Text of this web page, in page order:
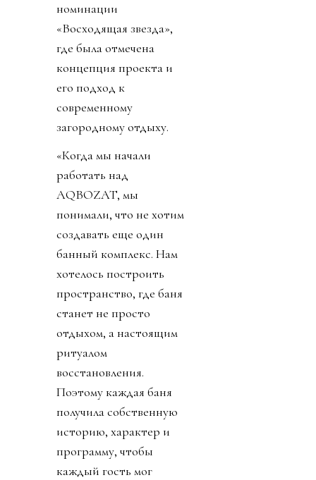
номинации
«Восходящая звезда»,
где была отмечена
концепция проекта и
его подход к
современному
загородному отдыху.
«Когда мы начали
работать над
AQBOZAT, мы
понимали, что не хотим
создавать еще один
банный комплекс. Нам
хотелось построить
пространство, где баня
станет не просто
отдыхом, а настоящим
ритуалом
восстановления.
Поэтому каждая баня
получила собственную
историю, характер и
программу, чтобы
каждый гость мог